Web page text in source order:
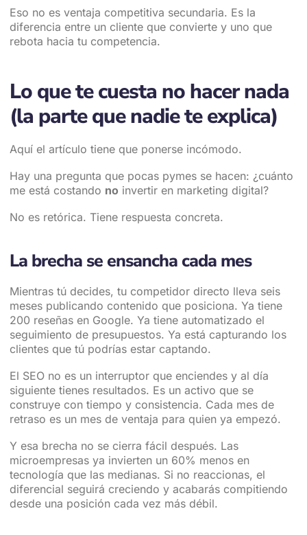
Eso no es ventaja competitiva secundaria. Es la
diferencia entre un cliente que convierte y uno que
rebota hacia tu competencia.
Lo que te cuesta no hacer nada
(la parte que nadie te explica)
Aquí el artículo tiene que ponerse incómodo.
Hay una pregunta que pocas pymes se hacen: ¿cuánto
me está costando no invertir en marketing digital?
No es retórica. Tiene respuesta concreta.
La brecha se ensancha cada mes
Mientras tú decides, tu competidor directo lleva seis
meses publicando contenido que posiciona. Ya tiene
200 reseñas en Google. Ya tiene automatizado el
seguimiento de presupuestos. Ya está capturando los
clientes que tú podrías estar captando.
El SEO no es un interruptor que enciendes y al día
siguiente tienes resultados. Es un activo que se
construye con tiempo y consistencia. Cada mes de
retraso es un mes de ventaja para quien ya empezó.
Y esa brecha no se cierra fácil después. Las
microempresas ya invierten un 60% menos en
tecnología que las medianas. Si no reaccionas, el
diferencial seguirá creciendo y acabarás compitiendo
desde una posición cada vez más débil.